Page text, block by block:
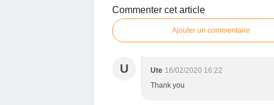
Commenter cet article
Ajouter un commentaire
U Ute 16/02/2020 16:22
Thank you